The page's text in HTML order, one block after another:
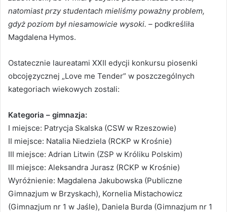
natomiast przy studentach mieliśmy poważny problem,
gdyż poziom był niesamowicie wysoki. – podkreśliła
Magdalena Hymos.
Ostatecznie laureatami XXII edycji konkursu piosenki
obcojęzycznej „Love me Tender” w poszczególnych
kategoriach wiekowych zostali:
Kategoria – gimnazja:
I miejsce: Patrycja Skalska (CSW w Rzeszowie)
II miejsce: Natalia Niedziela (RCKP w Krośnie)
III miejsce: Adrian Litwin (ZSP w Króliku Polskim)
III miejsce: Aleksandra Jurasz (RCKP w Krośnie)
Wyróżnienie: Magdalena Jakubowska (Publiczne
Gimnazjum w Brzyskach), Kornelia Mistachowicz
(Gimnazjum nr 1 w Jaśle), Daniela Burda (Gimnazjum nr 1